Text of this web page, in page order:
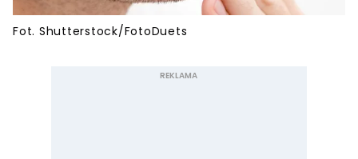
Fot. Shutterstock/FotoDuets